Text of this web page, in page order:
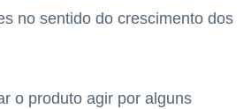
no sentido do crescimento dos
o produto agir por alguns